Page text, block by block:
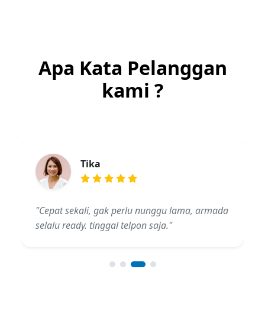
Apa Kata Pelanggan
kami ?
Tika
"Cepat sekali, gak perlu nunggu lama, armada
selalu ready. tinggal telpon saja."